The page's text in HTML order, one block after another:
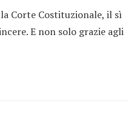
Corte Costituzionale, il sì
E non solo grazie agli